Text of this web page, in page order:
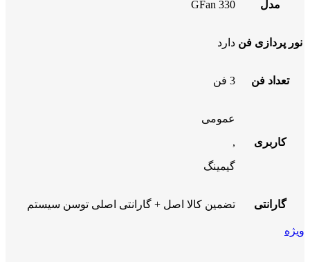
مدل GFan 330
نور پردازی فن دارد
تعداد فن 3 فن
کاربری
عمومی
,
گیمینگ
گارانتی تضمین کالا اصل + گارانتی اصلی توسن سیستم
ویژه